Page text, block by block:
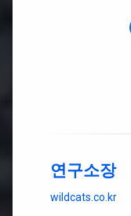
연구소장
wildcats.co.kr